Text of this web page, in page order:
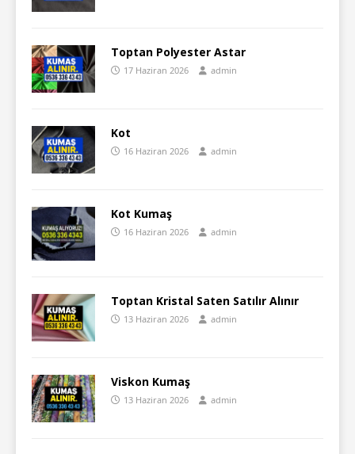
Toptan Polyester Astar
17 Haziran 2026 admin
Kot
16 Haziran 2026 admin
Kot Kumaş
16 Haziran 2026 admin
Toptan Kristal Saten Satılır Alınır
13 Haziran 2026 admin
Viskon Kumaş
13 Haziran 2026 admin